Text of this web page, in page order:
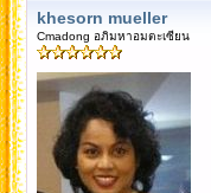
khesorn mueller
Cmadong อภิมหาอมตะเซียน